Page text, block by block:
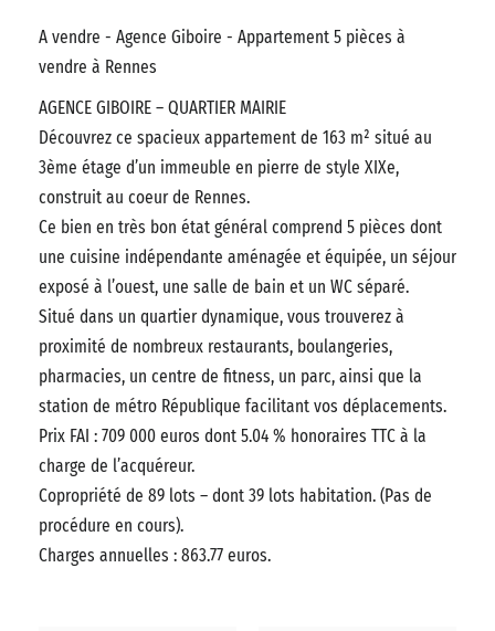
A vendre - Agence Giboire - Appartement 5 pièces à
vendre à Rennes
AGENCE GIBOIRE – QUARTIER MAIRIE
Découvrez ce spacieux appartement de 163 m² situé au
3ème étage d’un immeuble en pierre de style XIXe,
construit au coeur de Rennes.
Ce bien en très bon état général comprend 5 pièces dont
une cuisine indépendante aménagée et équipée, un séjour
exposé à l’ouest, une salle de bain et un WC séparé.
Situé dans un quartier dynamique, vous trouverez à
proximité de nombreux restaurants, boulangeries,
pharmacies, un centre de fitness, un parc, ainsi que la
station de métro République facilitant vos déplacements.
Prix FAI : 709 000 euros dont 5.04 % honoraires TTC à la
charge de l’acquéreur.
Copropriété de 89 lots – dont 39 lots habitation. (Pas de
procédure en cours).
Charges annuelles : 863.77 euros.